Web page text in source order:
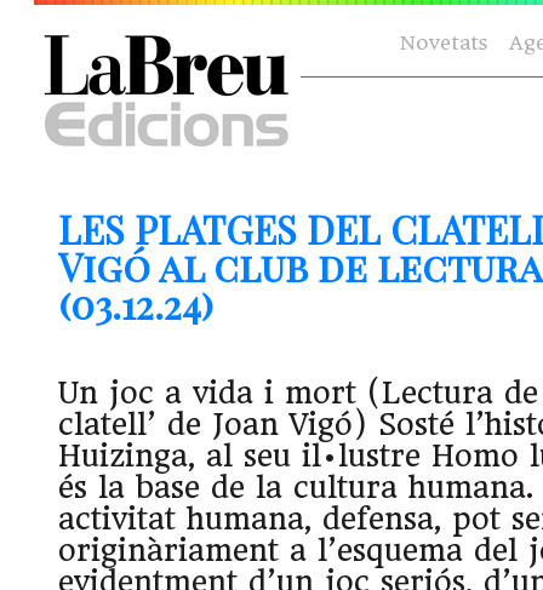
Novetats
LES PLATGES DEL
Vigó al club de lectura
(03.12.24)
Un joc a vida i mort (Lectura de
clatell’ de Joan Vigó) Sosté
Huizinga, al seu il•lustre Homo
és la base de la cultura humana.
activitat humana, defensa, pot
originàriament a l’esquema del
evidentment d’un joc seriós,